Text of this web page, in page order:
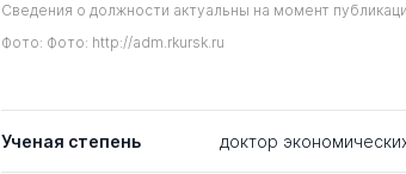
Сведения о должности актуальны на момент
Фото: Фото: http://adm.rkursk.ru
Ученая степень доктор